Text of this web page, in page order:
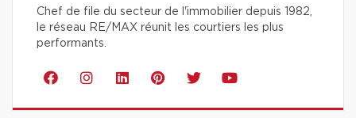
Chef de file du secteur de l'immobilier depuis 1982,
le réseau RE/MAX réunit les courtiers les plus
performants.